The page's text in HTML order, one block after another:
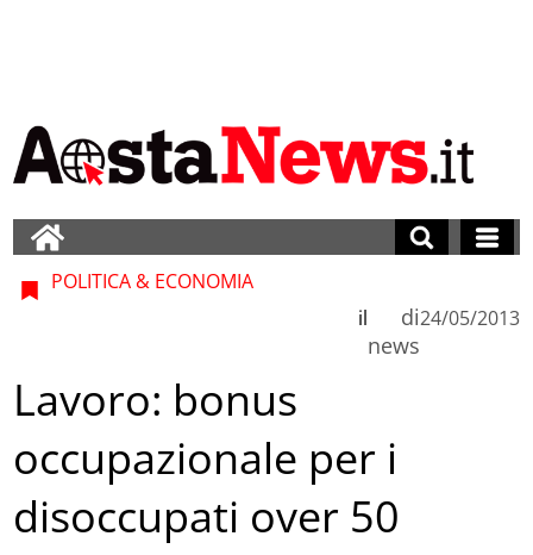
POLITICA & ECONOMIA
di
news
il 24/05/2013
Lavoro: bonus
occupazionale per i
disoccupati over 50